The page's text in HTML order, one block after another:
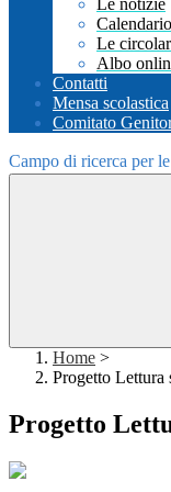
Le notizie
Le
Albo
Contatti
Mensa scolastica
Comitato
Campo di ricerca per
Home >
Progetto Lettura
Progetto